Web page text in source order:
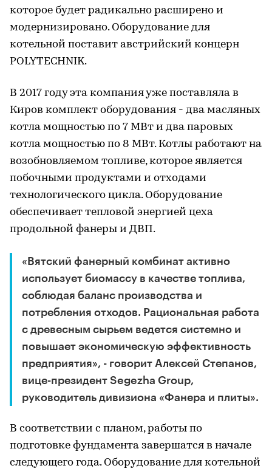
которое будет радикально расширено и
модернизировано. Оборудование для
котельной поставит австрийский концерн
POLYTECHNIK.
В 2017 году эта компания уже поставляла в
Киров комплект оборудования - два масляных
котла мощностью по 7 МВт и два паровых
котла мощностью по 8 МВт. Котлы работают на
возобновляемом топливе, которое является
побочными продуктами и отходами
технологического цикла. Оборудование
обеспечивает тепловой энергией цеха
продольной фанеры и ДВП.
«Вятский фанерный комбинат активно
использует биомассу в качестве топлива,
соблюдая баланс производства и
потребления отходов. Рациональная работа
с древесным сырьем ведется системно и
повышает экономическую эффективность
предприятия», - говорит Алексей Степанов,
вице-президент Segezha Group,
руководитель дивизиона «Фанера и плиты».
В соответствии с планом, работы по
подготовке фундамента завершатся в начале
следующего года. Оборудование для котельной